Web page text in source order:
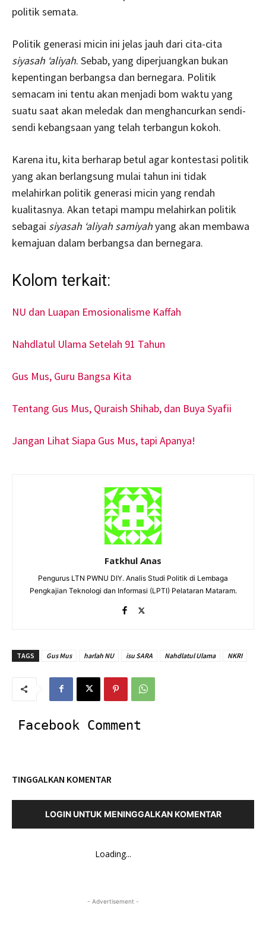
politik semata.
Politik generasi micin ini jelas jauh dari cita-cita
siyasah ‘aliyah. Sebab, yang diperjuangkan bukan
kepentingan berbangsa dan bernegara. Politik
semacam ini tentu akan menjadi bom waktu yang
suatu saat akan meledak dan menghancurkan sendi-
sendi kebangsaan yang telah terbangun kokoh.
Karena itu, kita berharap betul agar kontestasi politik
yang akan berlangsung mulai tahun ini tidak
melahirkan politik generasi micin yang rendah
kualitasnya. Akan tetapi mampu melahirkan politik
sebagai siyasah ‘aliyah samiyahyang akan membawa
kemajuan dalam berbangsa dan bernegara.
Kolom terkait:
NU dan Luapan Emosionalisme Kaffah
Nahdlatul Ulama Setelah 91 Tahun
Gus Mus, Guru Bangsa Kita
Tentang Gus Mus, Quraish Shihab, dan Buya Syafii
Jangan Lihat Siapa Gus Mus, tapi Apanya!
Fatkhul Anas
Pengurus LTN PWNU DIY. Analis Studi Politik di Lembaga
Pengkajian Teknologi dan Informasi (LPTI) Pelataran Mataram.
TAGS Gus Mus harlah NU isu SARA Nahdlatul Ulama NKRI
Facebook Comment
TINGGALKAN KOMENTAR
LOGIN UNTUK MENINGGALKAN KOMENTAR
Loading...
- Advertisement -